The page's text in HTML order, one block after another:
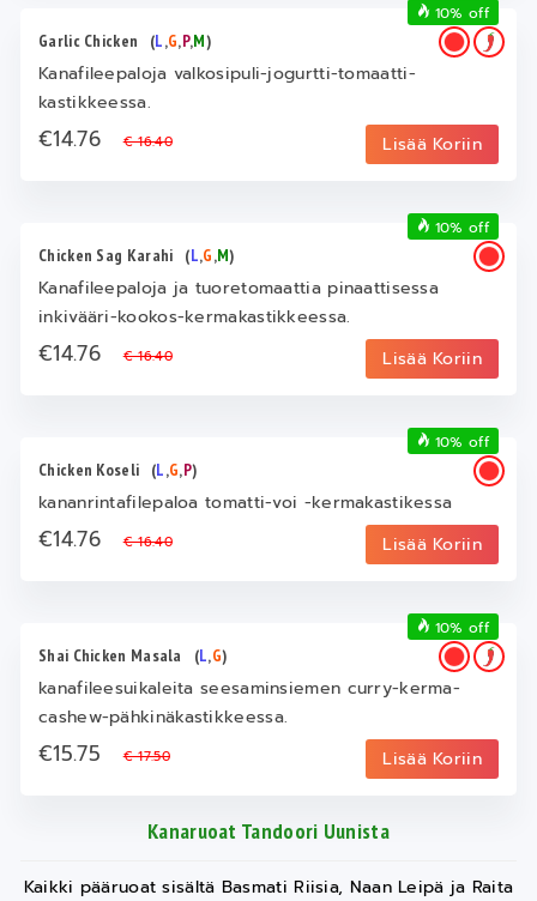
Garlic Chicken (L,G,P,M)
Kanafileepaloja valkosipuli-jogurtti-tomaatti-
kastikkeessa.
€14.76€ 16.40 Lisää Koriin
10% off
Chicken Sag Karahi (L,G,M)
Kanafileepaloja ja tuoretomaattia pinaattisessa
inkivääri-kookos-kermakastikkeessa.
€14.76€ 16.40 Lisää Koriin
10% off
Chicken Koseli (L,G,P)
kananrintafilepaloa tomatti-voi -kermakastikessa
€14.76€ 16.40 Lisää Koriin
10% off
Shai Chicken Masala (L,G)
kanafileesuikaleita seesaminsiemen curry-kerma-
cashew-pähkinäkastikkeessa.
€15.75€ 17.50 Lisää Koriin
10% off
Kanaruoat Tandoori Uunista
Kaikki pääruoat sisältä Basmati Riisia, Naan Leipä ja Raita